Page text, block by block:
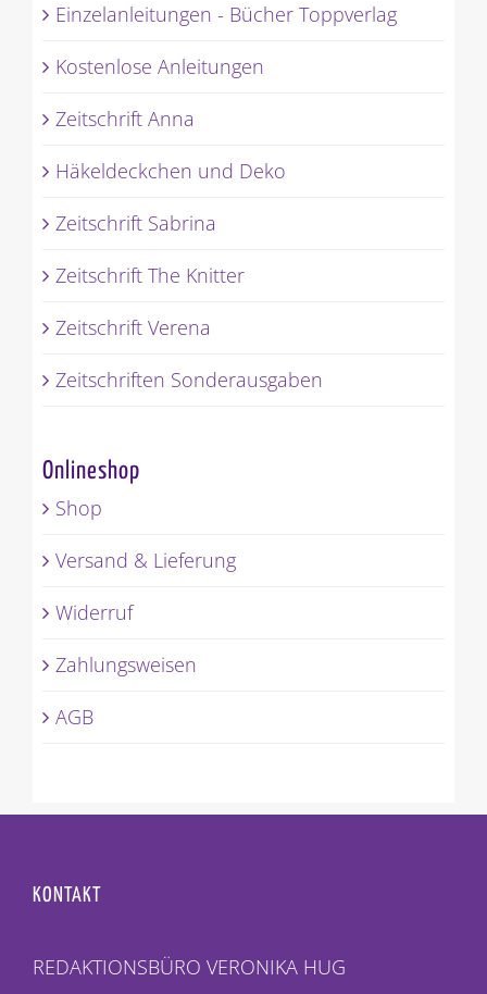
Einzelanleitungen - Bücher Toppverlag
Kostenlose Anleitungen
Zeitschrift Anna
Häkeldeckchen und Deko
Zeitschrift Sabrina
Zeitschrift The Knitter
Zeitschrift Verena
Zeitschriften Sonderausgaben
Onlineshop
Shop
Versand & Lieferung
Widerruf
Zahlungsweisen
AGB
KONTAKT
REDAKTIONSBÜRO VERONIKA HUG